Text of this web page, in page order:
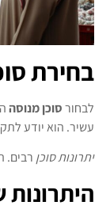
בחירת
לבחורסוכן מנוסה
עשיר. הוא יודע
יתרונות סוכן רבים.
היתרונות